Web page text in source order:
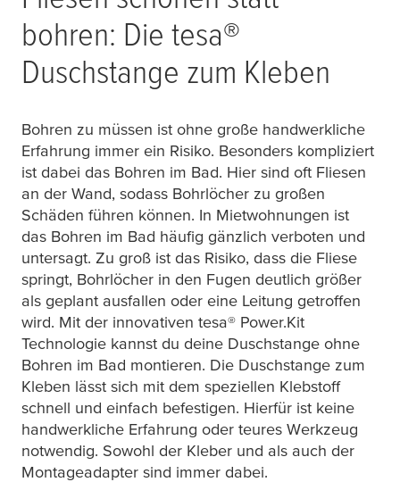
bohren: Die tesa®
Duschstange zum Kleben
Bohren zu müssen ist ohne große handwerkliche
Erfahrung immer ein Risiko. Besonders kompliziert
ist dabei das Bohren im Bad. Hier sind oft Fliesen
an der Wand, sodass Bohrlöcher zu großen
Schäden führen können. In Mietwohnungen ist
das Bohren im Bad häufig gänzlich verboten und
untersagt. Zu groß ist das Risiko, dass die Fliese
springt, Bohrlöcher in den Fugen deutlich größer
als geplant ausfallen oder eine Leitung getroffen
wird. Mit der innovativen tesa® Power.Kit
Technologie kannst du deine Duschstange ohne
Bohren im Bad montieren. Die Duschstange zum
Kleben lässt sich mit dem speziellen Klebstoff
schnell und einfach befestigen. Hierfür ist keine
handwerkliche Erfahrung oder teures Werkzeug
notwendig. Sowohl der Kleber und als auch der
Montageadapter sind immer dabei.